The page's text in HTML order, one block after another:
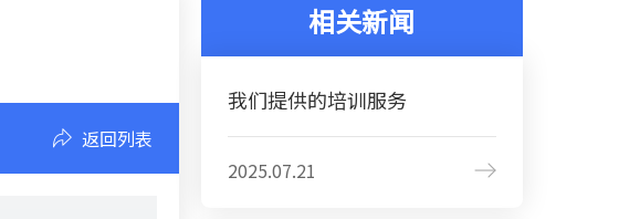
返回列表
相关新闻
我们提供的培训服务
2025.07.21